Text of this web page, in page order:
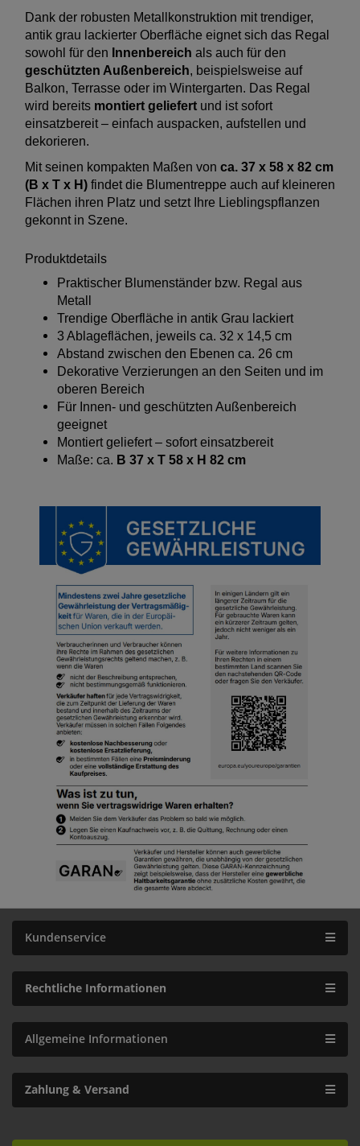
Dank der robusten Metallkonstruktion mit trendiger,
antik grau lackierter Oberfläche eignet sich das Regal
sowohl für den Innenbereich als auch für den
geschützten Außenbereich, beispielsweise auf
Balkon, Terrasse oder im Wintergarten. Das Regal
wird bereits montiert geliefert und ist sofort
einsatzbereit – einfach auspacken, aufstellen und
dekorieren.
Mit seinen kompakten Maßen von ca. 37 x 58 x 82 cm
(B x T x H) findet die Blumentreppe auch auf kleineren
Flächen ihren Platz und setzt Ihre Lieblingspflanzen
gekonnt in Szene.
Produktdetails
Praktischer Blumenständer bzw. Regal aus
Metall
Trendige Oberfläche in antik Grau lackiert
3 Ablageflächen, jeweils ca. 32 x 14,5 cm
Abstand zwischen den Ebenen ca. 26 cm
Dekorative Verzierungen an den Seiten und im
oberen Bereich
Für Innen- und geschützten Außenbereich
geeignet
Montiert geliefert – sofort einsatzbereit
Maße: ca. B 37 x T 58 x H 82 cm
Kundenservice
Rechtliche Informationen
Allgemeine Informationen
Zahlung & Versand